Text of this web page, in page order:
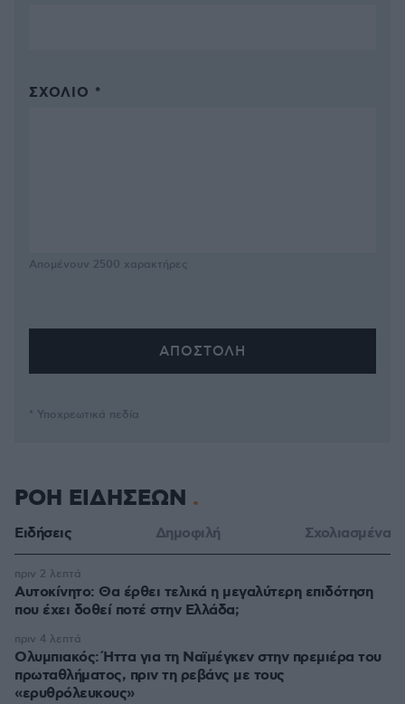
ΣΧΌΛΙΟ *
Απομένουν 2500 χαρακτήρες
* Υποχρεωτικά πεδία
ΡΟΗ ΕΙΔΗΣΕΩΝ
Ειδήσεις Δημοφιλή Σχολιασμένα
Αυτοκίνητο: Θα έρθει τελικά η μεγαλύτερη επιδότηση
που έχει δοθεί ποτέ στην Ελλάδα;
πριν 2 λεπτά
Ολυμπιακός: Ήττα για τη Ναϊμέγκεν στην πρεμιέρα του
πρωταθλήματος, πριν τη ρεβάνς με τους
«ερυθρόλευκους»
πριν 4 λεπτά